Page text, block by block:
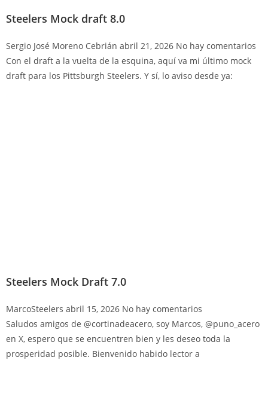
Steelers Mock draft 8.0
Sergio José Moreno Cebrián abril 21, 2026 No hay comentarios
Con el draft a la vuelta de la esquina, aquí va mi último mock
draft para los Pittsburgh Steelers. Y sí, lo aviso desde ya:
Steelers Mock Draft 7.0
MarcoSteelers abril 15, 2026 No hay comentarios
Saludos amigos de @cortinadeacero, soy Marcos, @puno_acero
en X, espero que se encuentren bien y les deseo toda la
prosperidad posible. Bienvenido habido lector a